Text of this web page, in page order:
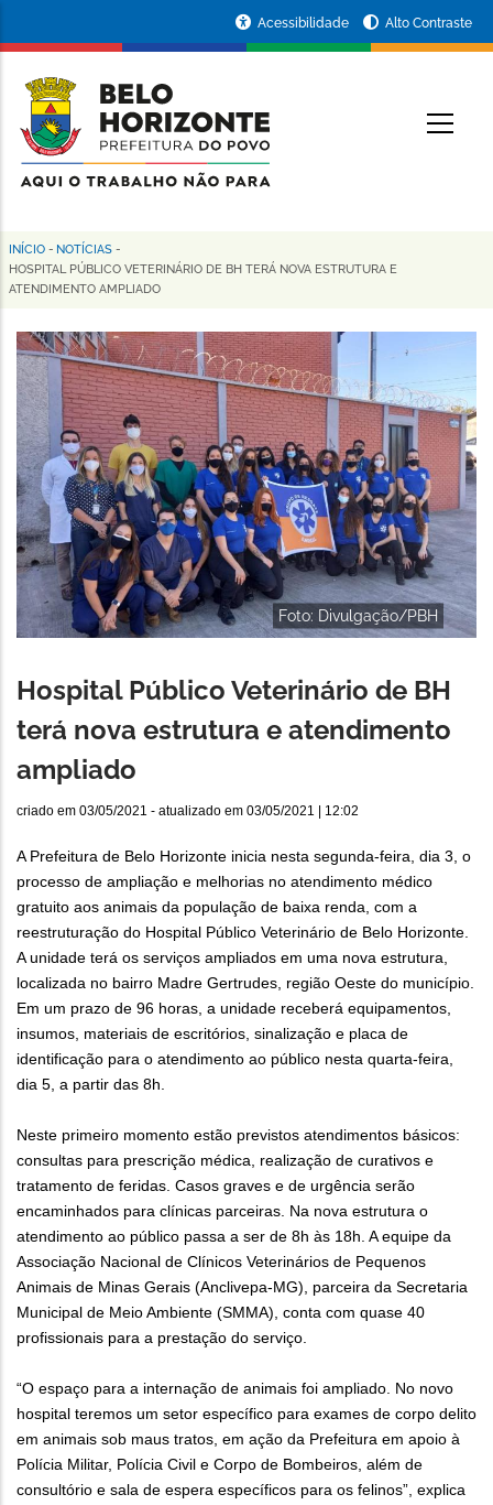
conteúdo
principal
da
Prefeitura
de
Horizonte
Acessibilidade Alto Contraste
Trilha
de
navegação
INÍCIO - NOTÍCIAS -
HOSPITAL PÚBLICO VETERINÁRIO DE BH TERÁ NOVA ESTRUTURA E
ATENDIMENTO AMPLIADO
Foto: Divulgação/PBH
Hospital Público Veterinário de BH
terá nova estrutura e atendimento
ampliado
criado em 03/05/2021 - atualizado em 03/05/2021 | 12:02
A Prefeitura de Belo Horizonte inicia nesta segunda-feira, dia 3, o
processo de ampliação e melhorias no atendimento médico
gratuito aos animais da população de baixa renda, com a
reestruturação do Hospital Público Veterinário de Belo Horizonte.
A unidade terá os serviços ampliados em uma nova estrutura,
localizada no bairro Madre Gertrudes, região Oeste do município.
Em um prazo de 96 horas, a unidade receberá equipamentos,
insumos, materiais de escritórios, sinalização e placa de
identificação para o atendimento ao público nesta quarta-feira,
dia 5, a partir das 8h.
Neste primeiro momento estão previstos atendimentos básicos:
consultas para prescrição médica, realização de curativos e
tratamento de feridas. Casos graves e de urgência serão
encaminhados para clínicas parceiras. Na nova estrutura o
atendimento ao público passa a ser de 8h às 18h. A equipe da
Associação Nacional de Clínicos Veterinários de Pequenos
Animais de Minas Gerais (Anclivepa-MG), parceira da Secretaria
Municipal de Meio Ambiente (SMMA), conta com quase 40
profissionais para a prestação do serviço.
“O espaço para a internação de animais foi ampliado. No novo
hospital teremos um setor específico para exames de corpo delito
em animais sob maus tratos, em ação da Prefeitura em apoio à
Polícia Militar, Polícia Civil e Corpo de Bombeiros, além de
consultório e sala de espera específicos para os felinos”, explica